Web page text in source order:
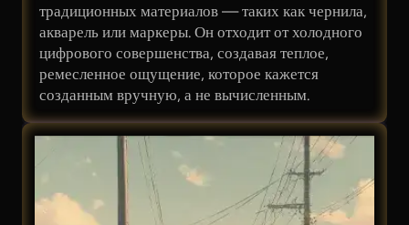
традиционных материалов — таких как чернила,
акварель или маркеры. Он отходит от холодного
цифрового совершенства, создавая теплое,
ремесленное ощущение, которое кажется
созданным вручную, а не вычисленным.